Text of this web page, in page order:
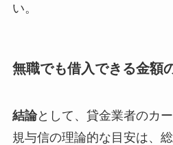
い。
無職でも借入できる金額
結論として、貸金業者のカ
規与信の理論的な目安は、